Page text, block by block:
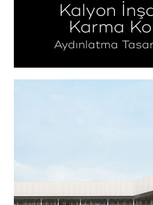
Kalyon
Karma
Aydınlatma